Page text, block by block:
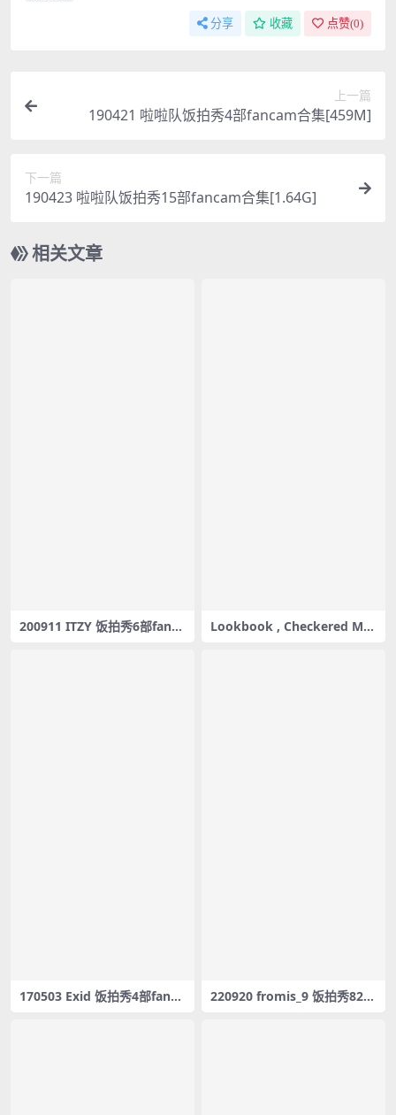
分享 收藏 点赞(0)
上一篇
190421 啦啦队饭拍秀4部fancam合集[459M]
下一篇
190423 啦啦队饭拍秀15部fancam合集[1.64G]
相关文章
200911 ITZY 饭拍秀6部fanca
Lookbook , Checkered Min
170503 Exid 饭拍秀4部fanca
220920 fromis_9 饭拍秀82部